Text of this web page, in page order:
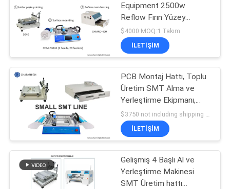
SHOPPING
ON
SITE
HARITASI
GIZLILIK
POLITIKASI
SMT Yeniden Akış
Fırını
SMT Besleyici
21
Equipment 2500w
Reflow Fırın Yüzey
Montaj Teknolojisi
$4000 MOQ:1 Takım
İLETIŞIM
PCB Montaj Hattı, Toplu
Üretim SMT Alma ve
Yerleştirme Ekipmanı,
Yüzeye Montaj
Teknolojisi
$3750 not including shipping MOQ:1 Takım
İLETIŞIM
Gelişmiş 4 Başlı Al ve
Yerleştirme Makinesi
SMT Üretim hattı